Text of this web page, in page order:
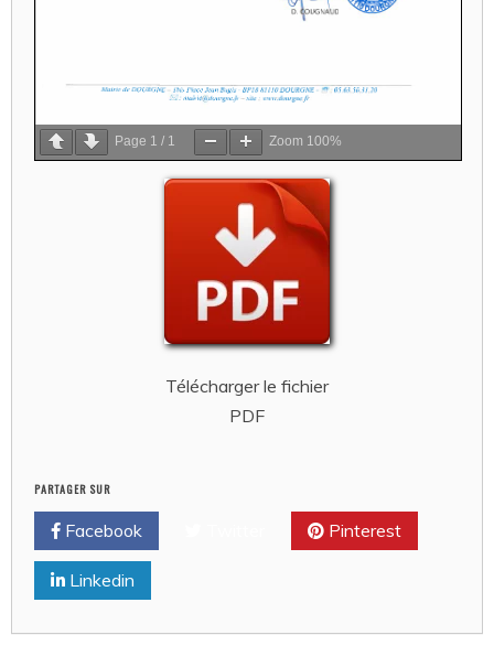
Page 1 / 1 Zoom 100%
Télécharger le fichier
PDF
PARTAGER SUR
Facebook Pinterest
Linkedin